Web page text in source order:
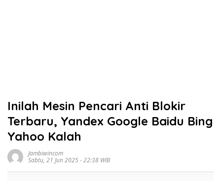
Inilah Mesin Pencari Anti Blokir
Terbaru, Yandex Google Baidu Bing
Yahoo Kalah
Jambiwincom
Sabtu, 21 Jun 2025 - 22:38 WIB